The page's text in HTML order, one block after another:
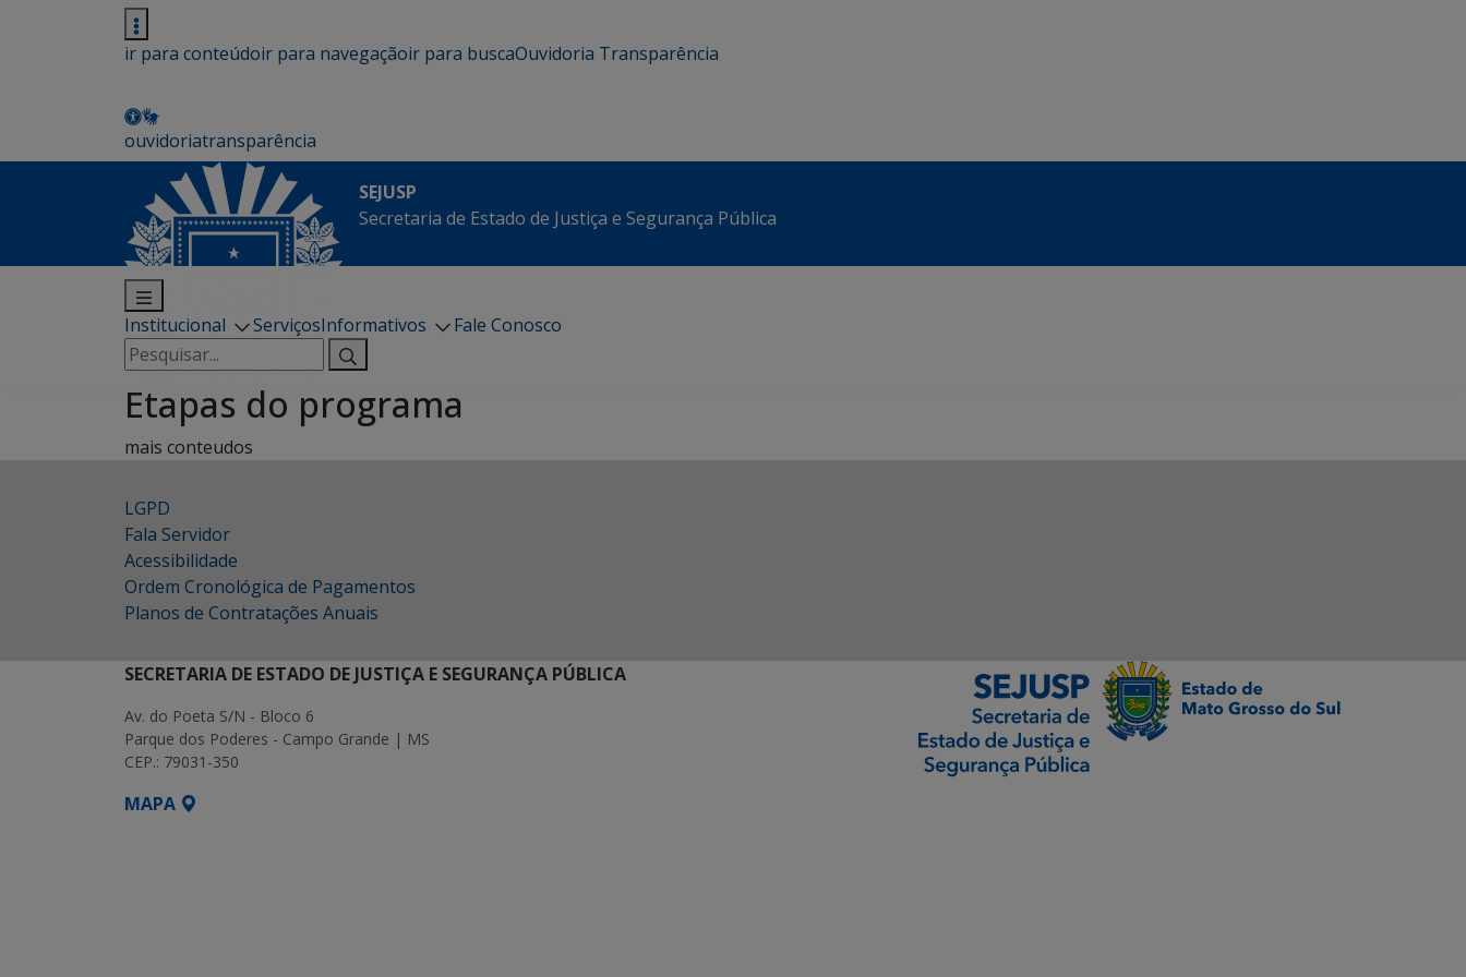
ir para conteúdoir para navegaçãoir para buscaOuvidoria Transparência
ouvidoriatransparência
SEJUSP
Secretaria de Estado de Justiça e Segurança Pública
Institucional ServiçosInformativos
Fale Conosco
Pesquisar
por:
Etapas do programa
mais conteudos
LGPD
Fala Servidor
Acessibilidade
Ordem Cronológica de Pagamentos
Planos de Contratações Anuais
SECRETARIA DE ESTADO DE JUSTIÇA E SEGURANÇA PÚBLICA
Av. do Poeta S/N - Bloco 6
Parque dos Poderes - Campo Grande | MS
CEP.: 79031-350
MAPA